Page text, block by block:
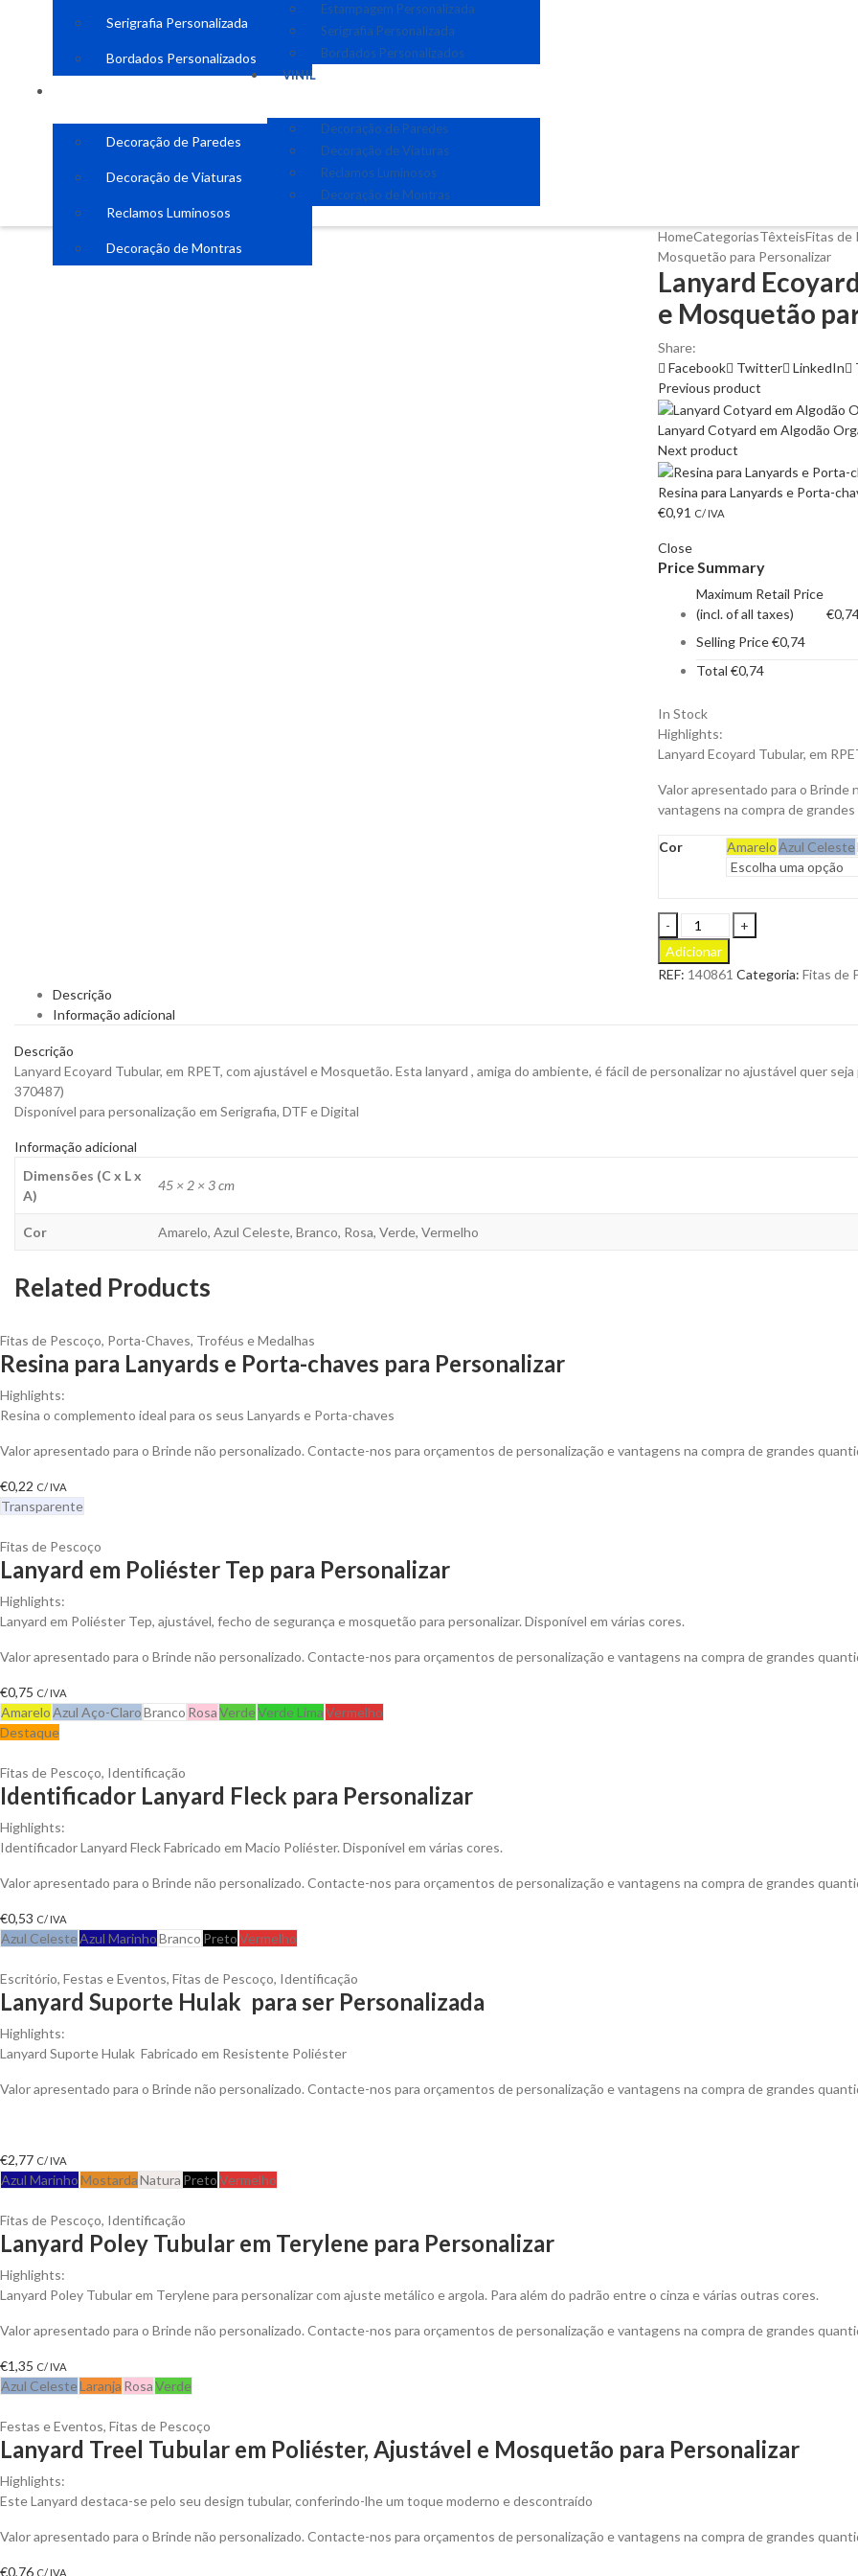
Serigrafia Personalizada
Bordados Personalizados
Decoração de Paredes
Decoração de Viaturas
Reclamos Luminosos
Decoração de Montras
Estampagem Personalizada
Serigrafia Personalizada
Bordados Personalizados
VINIL
Decoração de Paredes
Decoração de Viaturas
Reclamos Luminosos
Decoração de Montras
HomeCategoriasTêxteisFitas de
Mosquetão para Personalizar
Lanyard
e Mosquetão
Share:
Facebook
Twitter LinkedIn
Previous product
Lanyard Cotyard em Algodão
Next product
Resina para Lanyards e Porta-
€0,91 C/ IVA
Close
Price Summary
Maximum Retail Price
(incl. of all taxes)
€
Selling Price€0,74
Total €0,74
In Stock
Highlights:
Lanyard Ecoyard Tubular, em
Valor apresentado para o Brinde
vantagens na compra de
Cor AmareloAzul Celeste
Lanyard
Ecoyard
Tubular,
em
Adicionar
REF: 140861 Categoria: Fitas de
Descrição
Informação adicional
Descrição
Lanyard Ecoyard Tubular, em RPET, com ajustável e Mosquetão. Esta lanyard , amiga do ambiente, é fácil de personalizar no ajustável quer
370487)
Disponível para personalização em Serigrafia, DTF e Digital
Informação adicional
Dimensões (C x L x
A)
45 × 2 × 3 cm
Cor Amarelo, Azul Celeste, Branco, Rosa, Verde, Vermelho
Related Products
Fitas de Pescoço, Porta-Chaves, Troféus e Medalhas
Resina para Lanyards e Porta-chaves para Personalizar
Highlights:
Resina o complemento ideal para os seus Lanyards e Porta-chaves
Valor apresentado para o Brinde não personalizado. Contacte-nos para orçamentos de personalização e vantagens na compra de grandes
€0,22 C/ IVA
Transparente
Fitas de Pescoço
Lanyard em Poliéster Tep para Personalizar
Highlights:
Lanyard em Poliéster Tep, ajustável, fecho de segurança e mosquetão para personalizar. Disponível em várias cores.
Valor apresentado para o Brinde não personalizado. Contacte-nos para orçamentos de personalização e vantagens na compra de grandes
€0,75 C/ IVA
AmareloAzul Aço-ClaroBranco RosaVerdeVerde LimaVermelho
Destaque
Fitas de Pescoço, Identificação
Identificador Lanyard Fleck para Personalizar
Highlights:
Identificador Lanyard Fleck Fabricado em Macio Poliéster. Disponível em várias cores.
Valor apresentado para o Brinde não personalizado. Contacte-nos para orçamentos de personalização e vantagens na compra de grandes
€0,53 C/ IVA
Azul CelesteAzul MarinhoBranco PretoVermelho
Escritório, Festas e Eventos, Fitas de Pescoço, Identificação
Lanyard Suporte Hulak para ser Personalizada
Highlights:
Lanyard Suporte Hulak Fabricado em Resistente Poliéster
Valor apresentado para o Brinde não personalizado. Contacte-nos para orçamentos de personalização e vantagens na compra de grandes
€2,77 C/ IVA
Azul MarinhoMostardaNatura PretoVermelho
Fitas de Pescoço, Identificação
Lanyard Poley Tubular em Terylene para Personalizar
Highlights:
Lanyard Poley Tubular em Terylene para personalizar com ajuste metálico e argola. Para além do padrão entre o cinza e várias outras cores.
Valor apresentado para o Brinde não personalizado. Contacte-nos para orçamentos de personalização e vantagens na compra de grandes
€1,35 C/ IVA
Azul CelesteLaranja RosaVerde
Festas e Eventos, Fitas de Pescoço
Lanyard Treel Tubular em Poliéster, Ajustável e Mosquetão para Personalizar
Highlights:
Este Lanyard destaca-se pelo seu design tubular, conferindo-lhe um toque moderno e descontraído
Valor apresentado para o Brinde não personalizado. Contacte-nos para orçamentos de personalização e vantagens na compra de grandes
€0,76 C/ IVA